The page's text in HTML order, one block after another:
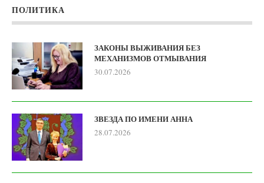
ПОЛИТИКА
ЗАКОНЫ ВЫЖИВАНИЯ БЕЗ
МЕХАНИЗМОВ ОТМЫВАНИЯ
30.07.2026
ЗВЕЗДА ПО ИМЕНИ АННА
28.07.2026